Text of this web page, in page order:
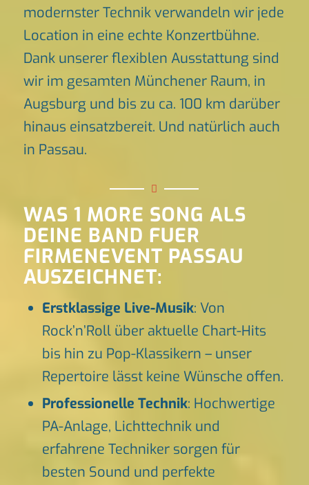
modernster Technik verwandeln wir jede
Location in eine echte Konzertbühne.
Dank unserer flexiblen Ausstattung sind
wir im gesamten Münchener Raum, in
Augsburg und bis zu ca. 100 km darüber
hinaus einsatzbereit. Und natürlich auch
in Passau.
WAS 1 MORE SONG ALS
DEINE BAND FUER
FIRMENEVENT PASSAU
AUSZEICHNET:
Erstklassige Live-Musik: Von
Rock’n’Roll über aktuelle Chart-Hits
bis hin zu Pop-Klassikern – unser
Repertoire lässt keine Wünsche offen.
Professionelle Technik: Hochwertige
PA-Anlage, Lichttechnik und
erfahrene Techniker sorgen für
besten Sound und perfekte